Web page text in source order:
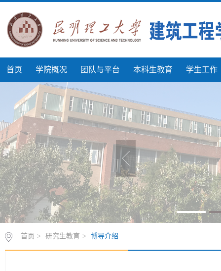
首页 学院概况 团队与平台 本科生教育 学生工作
首页 > 研究生教育 > 博导介绍